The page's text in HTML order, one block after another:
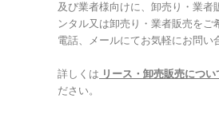
及び業者様向けに、卸売り・業者
ンタル又は卸売り・業者販売をご
電話、メールにてお気軽にお問い
詳しくは リース・卸売販売につ
ださい。